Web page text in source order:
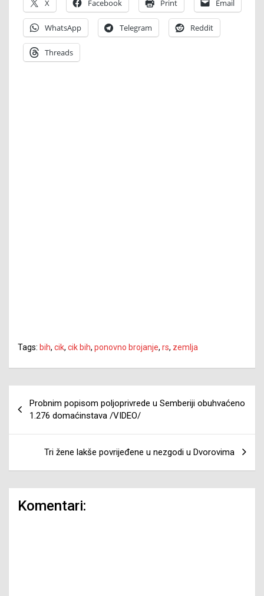
X Facebook Print Email
WhatsApp Telegram Reddit
Threads
Tags: bih, cik, cik bih, ponovno brojanje, rs, zemlja
članaka
Probnim popisom poljoprivrede u Semberiji obuhvaćeno
1.276 domaćinstava /VIDEO/
Tri žene lakše povrijeđene u nezgodi u Dvorovima
Komentari: